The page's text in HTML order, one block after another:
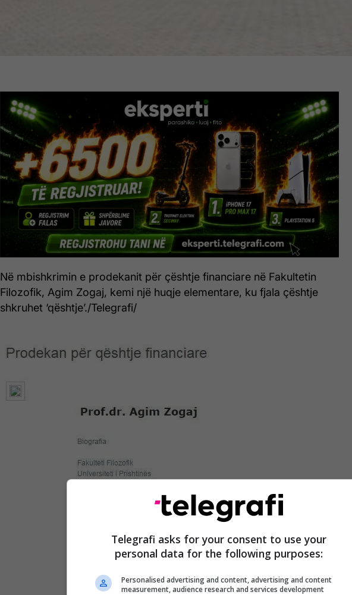
Në mbishkrimin e prodekanit për çështje financiare në Fakultetin
Filozofik, Agim Zogaj, kemi një huqje elementare, ku fjala çështje
shkruhet ‘qështje’./Telegrafi/
Telegrafi asks for your consent to use your
personal data for the following purposes:
Personalised advertising and content, advertising and content
measurement, audience research and services development